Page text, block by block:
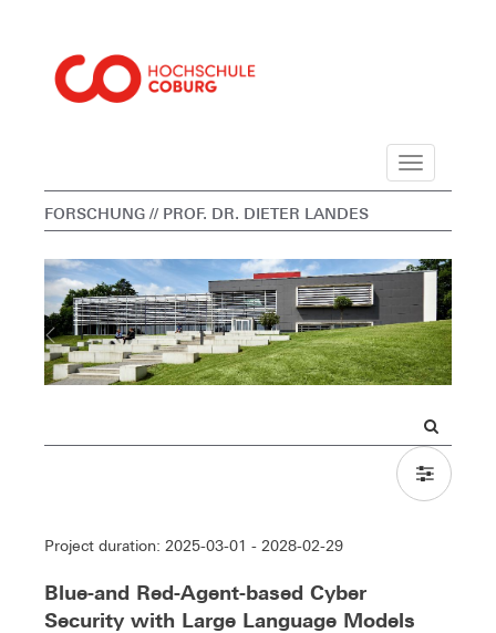
Navigation
FORSCHUNG // PROF. DR. DIETER LANDES
Project duration: 2025-03-01 - 2028-02-29
Blue-and Red-Agent-based Cyber
Security with Large Language Models